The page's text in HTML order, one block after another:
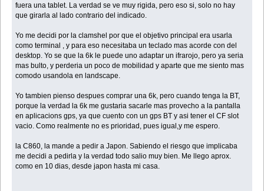
fuera una tablet. La verdad se ve muy rigida, pero eso si, solo no hay
que girarla al lado contrario del indicado.
Yo me decidi por la clamshel por que el objetivo principal era usarla
como terminal , y para eso necesitaba un teclado mas acorde con del
desktop. Yo se que la 6k le puede uno adaptar un ifrarojo, pero ya seria
mas bulto, y perderia un poco de mobilidad y aparte que me siento mas
comodo usandola en landscape.
Yo tambien pienso despues comprar una 6k, pero cuando tenga la BT,
porque la verdad la 6k me gustaria sacarle mas provecho a la pantalla
en aplicacions gps, ya que cuento con un gps BT y asi tener el CF slot
vacio. Como realmente no es prioridad, pues igual,y me espero.
la C860, la mande a pedir a Japon. Sabiendo el riesgo que implicaba
me decidi a pedirla y la verdad todo salio muy bien. Me llego aprox.
como en 10 dias, desde japon hasta mi casa.